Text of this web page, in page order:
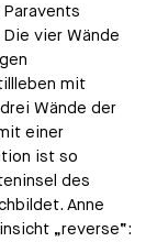
vier Wände
mit
Wände der
einer
ist so
des
Anne
„reverse“: